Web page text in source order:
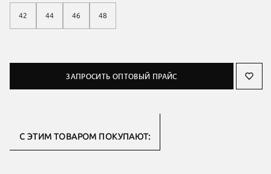
42 44 46 48
ЗАПРОСИТЬ ОПТОВЫЙ ПРАЙС
С ЭТИМ ТОВАРОМ ПОКУПАЮТ: